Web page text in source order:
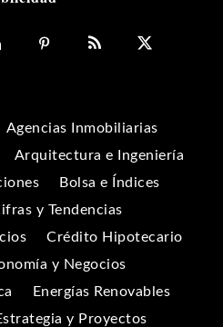
Agencias Inmobiliarias
Arquitectura e Ingeniería
Bolsa e Índices
y Tendencias
Crédito Hipotecario
y Negocios
Energías Renovables
y Proyectos